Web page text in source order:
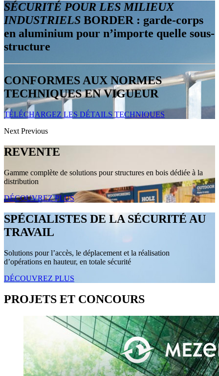
SÉCURITÉ POUR LES MILIEUX
INDUSTRIELS BORDER : garde-corps
en aluminium pour n’importe quelle sous-
structure
CONFORMES AUX NORMES
TECHNIQUES EN VIGUEUR
TÉLÉCHARGEZ LES DÉTAILS TECHNIQUES
Next Previous
REVENTE
Gamme complète de solutions pour structures en bois dédiée à la
distribution
DÉCOUVREZ PLUS
SPÉCIALISTES DE LA SÉCURITÉ AU
TRAVAIL
Solutions pour l’accès, le déplacement et la réalisation
d’opérations en hauteur, en totale sécurité
DÉCOUVREZ PLUS
PROJETS ET CONCOURS